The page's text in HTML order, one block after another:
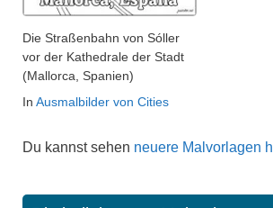
Die Straßenbahn von Sóller
vor der Kathedrale der Stadt
(Mallorca, Spanien)
In Ausmalbilder von Cities
Du kannst sehen neuere Malvorlagen